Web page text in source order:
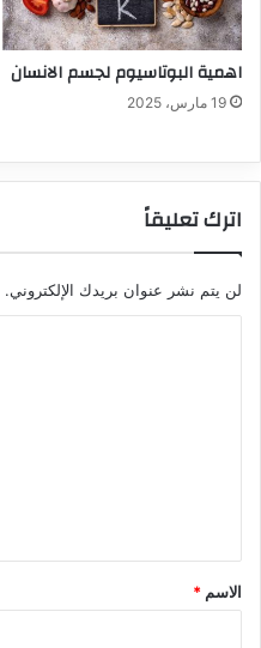
اهمية البوتاسيوم لجسم الانسان
19 مارس، 2025
اترك تعليقاً
لن يتم نشر عنوان بريدك الإلكتروني.
*
الاسم *